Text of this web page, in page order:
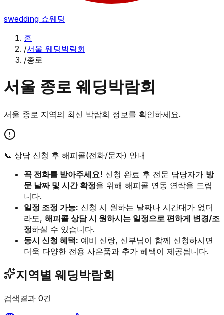
swedding 쇼웨딩
홈
/서울 웨딩박람회
/종로
서울 종로 웨딩박람회
서울 종로 지역의 최신 박람회 정보를 확인하세요.
📞 상담 신청 후 해피콜(전화/문자) 안내
꼭 전화를 받아주세요! 신청 완료 후 전문 담당자가 방
문 날짜 및 시간 확정을 위해 해피콜 연동 연락을 드립
니다.
일정 조정 가능: 신청 시 원하는 날짜나 시간대가 없더
라도, 해피콜 상담 시 원하시는 일정으로 편하게 변경/조
정하실 수 있습니다.
동시 신청 혜택: 예비 신랑, 신부님이 함께 신청하시면
더욱 다양한 전용 사은품과 추가 혜택이 제공됩니다.
지역별 웨딩박람회
검색결과 0건